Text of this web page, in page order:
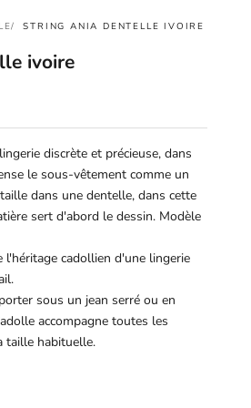
STRING ANIA DENTELLE IVOIRE
ivoire
discrète et précieuse, dans
le sous-vêtement comme un
dans une dentelle, dans cette
sert d'abord le dessin. Modèle
l'héritage cadollien d'une lingerie
sous un jean serré ou en
accompagne toutes les
taille habituelle.